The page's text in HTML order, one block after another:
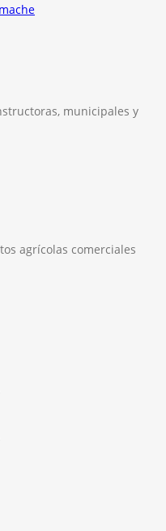
municipales y
agrícolas comerciales